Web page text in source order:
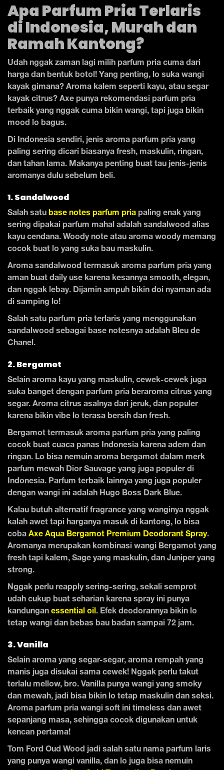
Apa Parfum Pria Terlaris
di Indonesia, Murah dan
Ramah Kantong?
Udah nggak zaman lagi milih parfum pria cuma dari
harga dan bentuk botol! Yang penting, lo suka wangi
kayak gimana? Aroma kalem seperti kayu, atau segar
kayak citrus? Axe punya rekomendasi parfum pria
terbaik yang nggak cuma bikin wangi, tapi juga bikin
mood lo bagus.
Di Indonesia sendiri, jenis aroma parfum pria yang
paling sering dicari biasanya fresh, maskulin, ringan,
dan tahan lama. Makanya penting buat tau jenis-jenis
aromanya dulu sebelum beli.
1. Sandalwood
Salah satu base notes parfum pria paling enak yang
sering dipakai parfum mahal adalah sandalwood alias
kayu cendana. Woody note atau aroma woody memang
cocok buat lo yang suka bau maskulin.
Aroma sandalwood termasuk aroma parfum pria yang
aman buat daily use karena kesannya smooth, elegan,
dan nggak lebay. Dijamin ampuh bikin doi nyaman ada
di samping lo!
Salah satu parfum pria terlaris yang menggunakan
sandalwood sebagai base notesnya adalah Bleu de
Chanel.
2. Bergamot
Selain aroma kayu yang maskulin, cewek-cewek juga
suka banget dengan parfum pria beraroma citrus yang
segar. Aroma citrus asalnya dari jeruk, dan populer
karena bikin vibe lo terasa bersih dan fresh.
Bergamot termasuk aroma parfum pria yang paling
cocok buat cuaca panas Indonesia karena adem dan
ringan. Lo bisa nemuin aroma bergamot dalam merk
parfum mewah Dior Sauvage yang juga populer di
Indonesia. Parfum terbaik lainnya yang juga populer
dengan wangi ini adalah Hugo Boss Dark Blue.
Kalau butuh alternatif fragrance yang wanginya nggak
kalah awet tapi harganya masuk di kantong, lo bisa
coba Axe Aqua Bergamot Premium Deodorant Spray.
Aromanya merupakan kombinasi wangi Bergamot yang
fresh tapi kalem, Sage yang maskulin, dan Juniper yang
strong.
Nggak perlu reapply sering-sering, sekali semprot
udah cukup buat seharian karena spray ini punya
kandungan essential oil. Efek deodorannya bikin lo
tetap wangi dan bebas bau badan sampai 72 jam.
3. Vanilla
Selain aroma yang segar-segar, aroma rempah yang
manis juga disukai sama cewek! Nggak perlu takut
terlalu mellow, bro. Vanilla punya wangi yang smoky
dan mewah, jadi bisa bikin lo tetap maskulin dan seksi.
Aroma parfum pria wangi soft ini timeless dan awet
sepanjang masa, sehingga cocok digunakan untuk
kencan pertama!
Tom Ford Oud Wood jadi salah satu nama parfum laris
yang punya wangi vanilla, dan lo juga bisa nemuin